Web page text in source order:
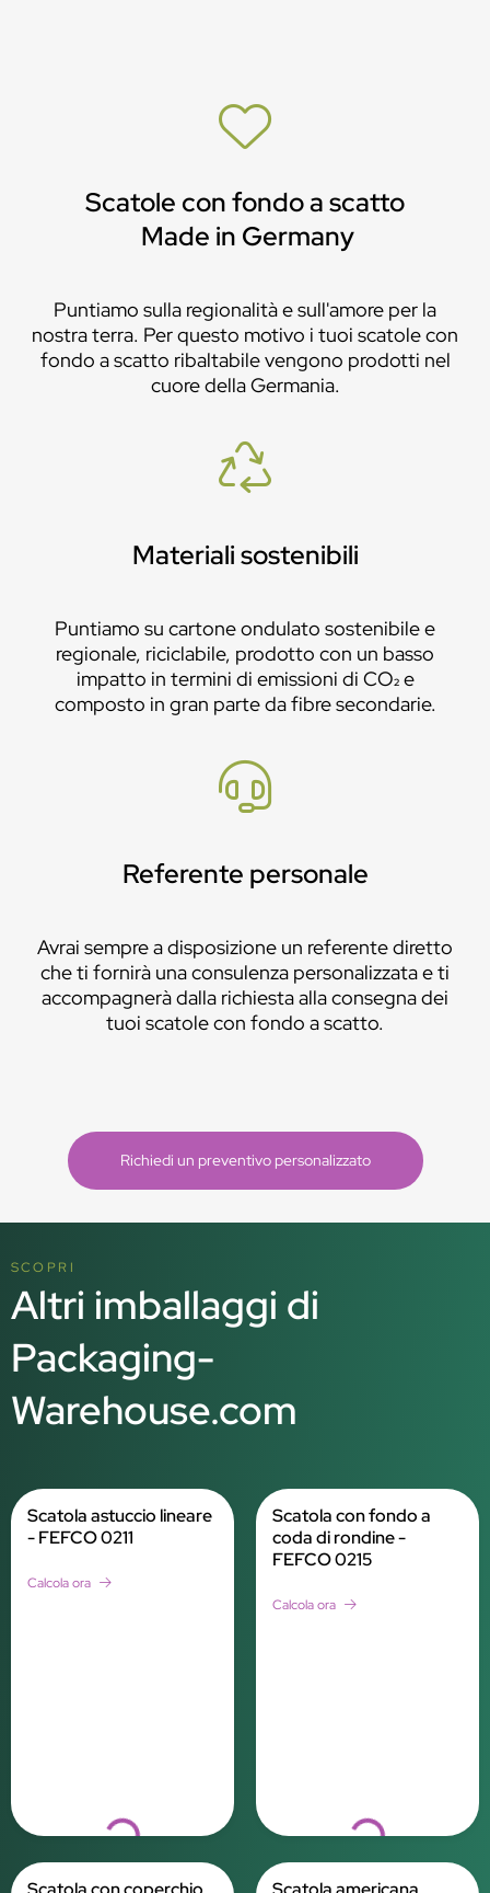
Scatole con fondo a scatto
Made in Germany
Puntiamo sulla regionalità e sull'amore per la
nostra terra. Per questo motivo i tuoi scatole con
fondo a scatto ribaltabile vengono prodotti nel
cuore della Germania.
Materiali sostenibili
Puntiamo su cartone ondulato sostenibile e
regionale, riciclabile, prodotto con un basso
impatto in termini di emissioni di CO₂ e
composto in gran parte da fibre secondarie.
Referente personale
Avrai sempre a disposizione un referente diretto
che ti fornirà una consulenza personalizzata e ti
accompagnerà dalla richiesta alla consegna dei
tuoi scatole con fondo a scatto.
Richiedi un preventivo personalizzato
SCOPRI
Altri imballaggi di
Packaging-
Warehouse.com
Loading...
Scatola astuccio lineare
- FEFCO 0211
Calcola ora
Loading...
Scatola con fondo a
coda di rondine -
FEFCO 0215
Calcola ora